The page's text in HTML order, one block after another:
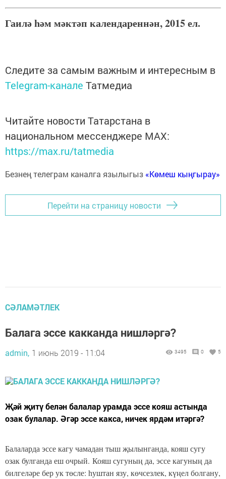
Гаилә һәм мәктәп календареннән, 2015 ел.
Следите за самым важным и интересным в
Telegram-канале Татмедиа
Читайте новости Татарстана в
национальном мессенджере MАХ:
https://max.ru/tatmedia
Безнең телеграм каналга язылыгыз «Көмеш кыңгырау»
Перейти на страницу новости
СӘЛАМӘТЛЕК
Балага эссе какканда нишләргә?
admin, 1 июнь 2019 - 11:04 3495 0 5
Җәй җитү белән балалар урамда эссе кояш астында
озак булалар. Әгәр эссе какса, ничек ярдәм итәргә?
Балаларда эссе кагу чамадан тыш җылынганда, кояш сугу
озак булганда еш очрый. Кояш сугуның да, эссе кагуның да
билгеләре бер ук төсле: һуштан язу, көчсезлек, күңел болгану,